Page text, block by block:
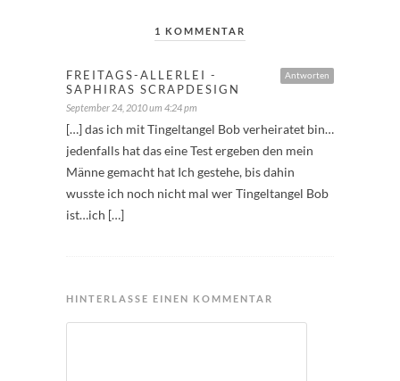
1 KOMMENTAR
Antworten
FREITAGS-ALLERLEI -
SAPHIRAS SCRAPDESIGN
September 24, 2010 um 4:24 pm
[…] das ich mit Tingeltangel Bob verheiratet bin…
jedenfalls hat das eine Test ergeben den mein
Männe gemacht hat Ich gestehe, bis dahin
wusste ich noch nicht mal wer Tingeltangel Bob
ist…ich […]
HINTERLASSE EINEN KOMMENTAR